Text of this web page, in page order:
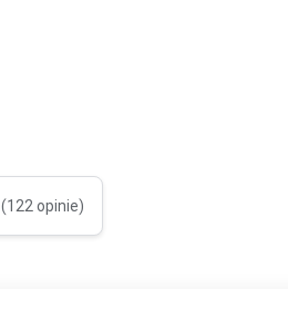
(122 opinie)